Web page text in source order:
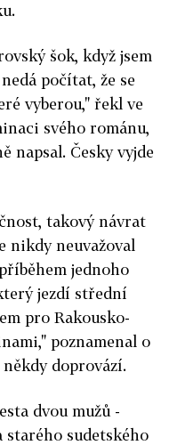
šok, když jsem
počítat, že se
vyberou," řekl ve
svého románu,
napsal. Česky vyjde
takový návrat
nikdy neuvažoval
jednoho
jezdí střední
pro Rakousko-
poznamenal o
doprovází.
dvou mužů -
starého sudetského